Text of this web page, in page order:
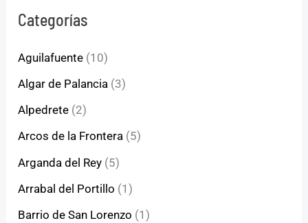
Categorías
Aguilafuente (10)
Algar de Palancia (3)
Alpedrete (2)
Arcos de la Frontera (5)
Arganda del Rey (5)
Arrabal del Portillo (1)
Barrio de San Lorenzo (1)